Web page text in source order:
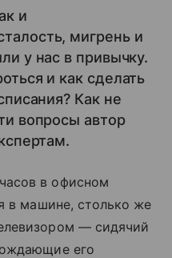
и
мигрень и
у нас в привычку.
и как сделать
Как не
вопросы автор
в офисном
в машине, столько же
— сидячий
его